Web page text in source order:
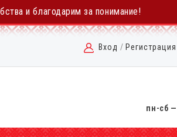
и благодарим за понимание!
Вход / Регистрация
пн-сб